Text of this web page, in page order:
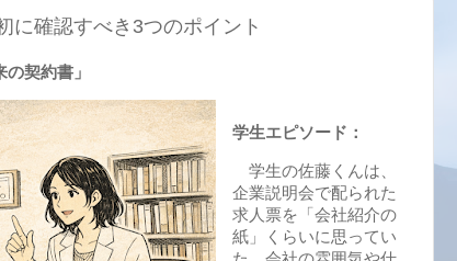
に確認すべき3つのポイント
契約書」
学生エピソード：
学生の佐藤くんは、
企業説明会で配られた
求人票を「会社紹介の
紙」くらいに思ってい